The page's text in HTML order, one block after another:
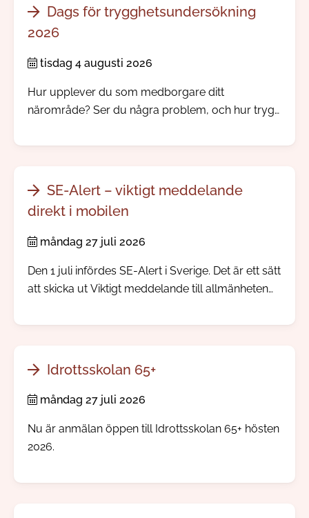
Dags för trygghetsundersökning
2026
tisdag 4 augusti 2026
Hur upplever du som medborgare ditt
närområde? Ser du några problem, och hur trygg
årliga trygghetsundersökning.
SE-Alert – viktigt meddelande
direkt i mobilen
måndag 27 juli 2026
Den 1 juli infördes SE-Alert i Sverige. Det är ett sätt
att skicka ut Viktigt meddelande till allmänheten
allvarligt händer. Ingen app eller registrering
Idrottsskolan 65+
måndag 27 juli 2026
Nu är anmälan öppen till Idrottsskolan 65+ hösten
2026.